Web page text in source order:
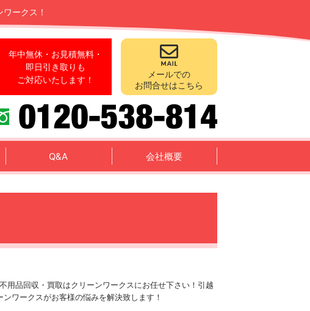
ークス！
年中無休・お見積無料・
即日引き取りも
ご対応いたします！
メールでの
お問合せはこちら
Q&A 会社概要
品回収・買取はクリーンワークスにお任せ下さい！引越
ワークスがお客様の悩みを解決致します！